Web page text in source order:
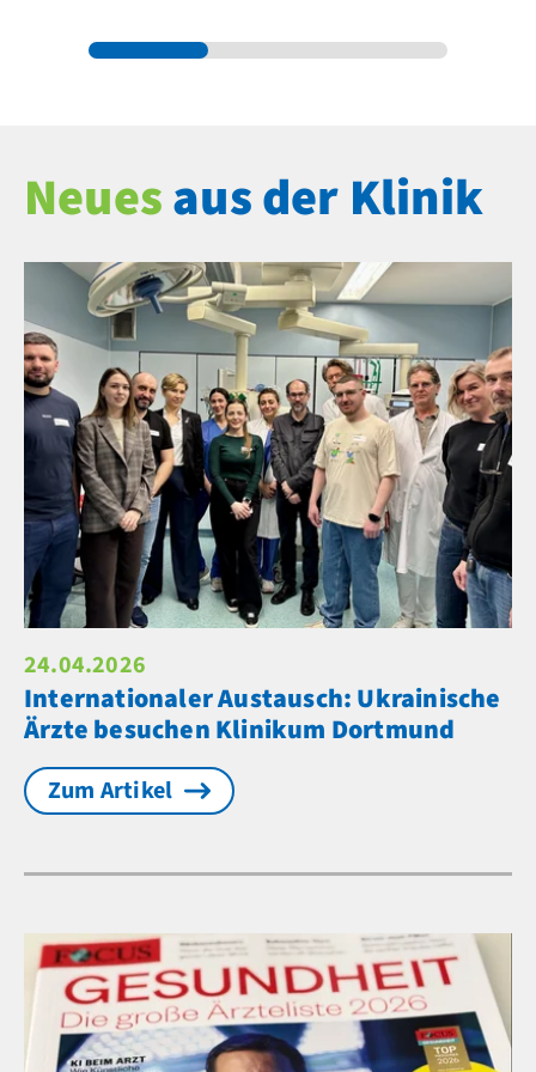
Neuesaus der Klinik
24.04.2026
Internationaler Austausch: Ukrainische
Ärzte besuchen Klinikum Dortmund
Zum Artikel